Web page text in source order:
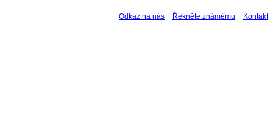
Odkaz na nás Řekněte známému Kontakt